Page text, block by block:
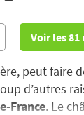
Voir les
peut faire
d’autres
France. Le